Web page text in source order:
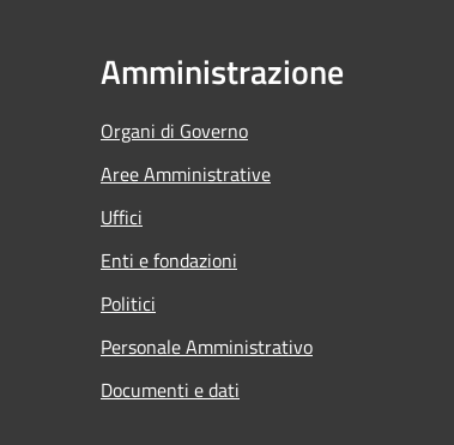
Amministrazione
Organi di Governo
Aree Amministrative
Uffici
Enti e fondazioni
Politici
Personale Amministrativo
Documenti e dati